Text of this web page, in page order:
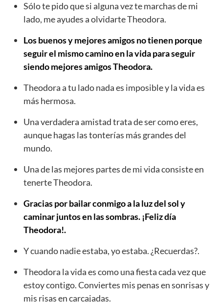
Sólo te pido que si alguna vez te marchas de mi
lado, me ayudes a olvidarte Theodora.
Los buenos y mejores amigos no tienen porque
seguir el mismo camino en la vida para seguir
siendo mejores amigos Theodora.
Theodora a tu lado nada es imposible y la vida es
más hermosa.
Una verdadera amistad trata de ser como eres,
aunque hagas las tonterías más grandes del
mundo.
Una de las mejores partes de mi vida consiste en
tenerte Theodora.
Gracias por bailar conmigo a la luz del sol y
caminar juntos en las sombras. ¡Feliz día
Theodora!.
Y cuando nadie estaba, yo estaba. ¿Recuerdas?.
Theodora la vida es como una fiesta cada vez que
estoy contigo. Conviertes mis penas en sonrisas y
mis risas en carcajadas.